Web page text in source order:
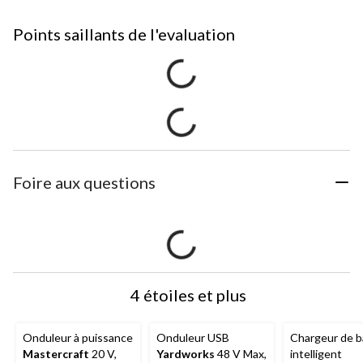
Points saillants de l'evaluation
Foire aux questions
4 étoiles et plus
Onduleur à puissance
Mastercraft 20 V,
Onduleur USB
Yardworks 48 V Max,
Chargeur de
intelligent